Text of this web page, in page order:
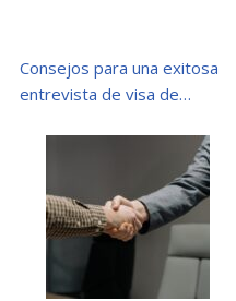
Consejos para una exitosa
entrevista de visa de…